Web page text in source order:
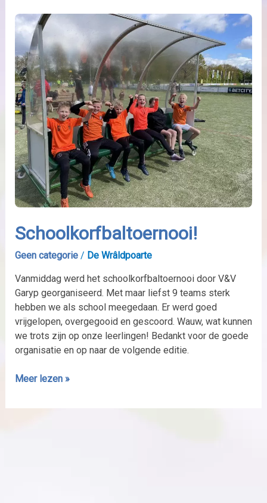
Schoolkorfbaltoernooi!
Geen categorie/ De Wrâldpoarte
Vanmiddag werd het schoolkorfbaltoernooi door V&V
Garyp georganiseerd. Met maar liefst 9 teams sterk
hebben we als school meegedaan. Er werd goed
vrijgelopen, overgegooid en gescoord. Wauw, wat kunnen
we trots zijn op onze leerlingen! Bedankt voor de goede
organisatie en op naar de volgende editie.
Schoolkorfbaltoernooi!
Meer lezen »